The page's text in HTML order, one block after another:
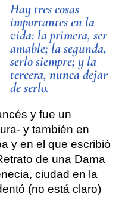
Hay tres cosas
importantes en la
vida: la primera, ser
amable; la segunda,
serlo siempre; y la
tercera, nunca dejar
de serlo.
y fue un
y también en
y en el que escribió
de una Dama
ciudad en la
(no está claro)